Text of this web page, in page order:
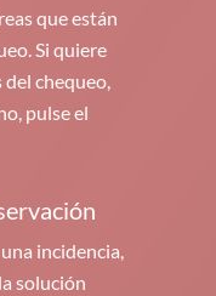
que están
Si quiere
chequeo,
pulse el
incidencia,
solución